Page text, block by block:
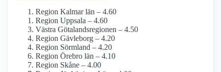
Region Kalmar län – 4.60
Region Uppsala – 4.60
Västra Götalandsregionen – 4.50
Region Gävleborg – 4.20
Region Sörmland – 4.20
Region Örebro län – 4.10
Region Skåne – 4.00